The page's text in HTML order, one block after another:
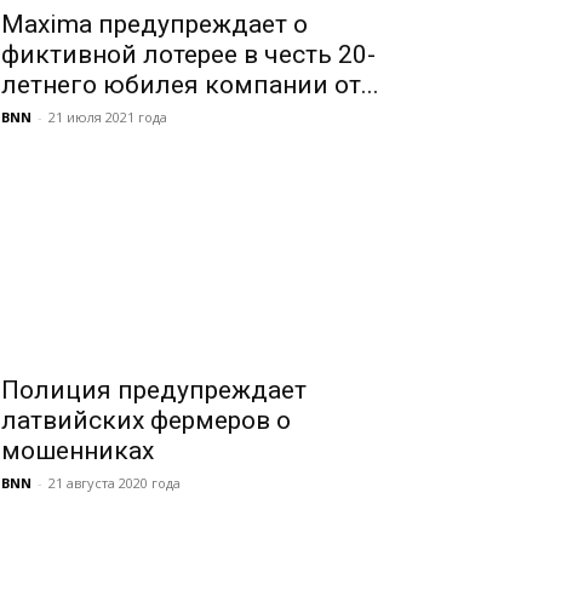
Maxima предупреждает о
фиктивной лотерее в честь 20-
летнего юбилея компании от...
BNN - 21 июля 2021 года
Полиция предупреждает
латвийских фермеров о
мошенниках
BNN - 21 августа 2020 года